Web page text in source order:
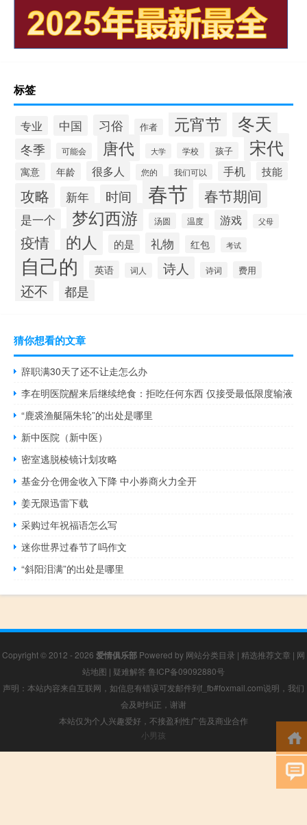
标签
专业 中国 习俗 作者 元宵节 冬天
冬季 可能会 唐代 大学 学校 孩子 宋代
寓意 年龄 很多人 您的 我们可以 手机 技能
攻略 新年 时间 春节 春节期间
是一个 梦幻西游 汤圆 温度 游戏 父母
疫情 的人 的是 礼物 红包 考试
自己的 英语 词人 诗人 诗词 费用
还不 都是
猜你想看的文章
辞职满30天了还不让走怎么办
李在明医院醒来后继续绝食：拒吃任何东西 仅接受最低限度输液
“鹿裘渔艇隔朱轮”的出处是哪里
新中医院（新中医）
密室逃脱棱镜计划攻略
基金分仓佣金收入下降 中小券商火力全开
姜无限迅雷下载
采购过年祝福语怎么写
迷你世界过春节了吗作文
“斜阳泪满”的出处是哪里
Copyright © 2012 - 2026 爱情俱乐部 Powered by 网站分类目录 | 精选推荐文章 | 网
站地图 | 疑难解答 鲁ICP备09092880号
声明：本站内容来自互联网，如信息有错误可发邮件到f_fb#foxmail.com说明，我们
会及时纠正，谢谢
本站仅为个人兴趣爱好，不接盈利性广告及商业合作
小男孩